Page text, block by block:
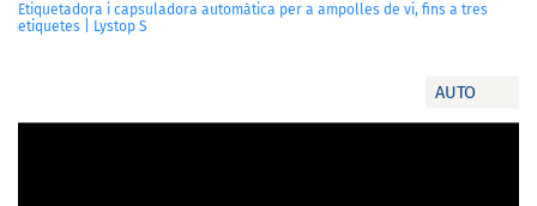
AUTO
Etiquetadora i capsuladora automàtica per a ampolles de vi, fins a tres
etiquetes | Lystop S